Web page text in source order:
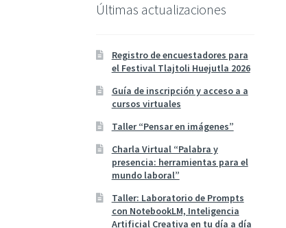
Últimas actualizaciones
Registro de encuestadores para
el Festival Tlajtoli Huejutla 2026
Guía de inscripción y acceso a a
cursos virtuales
Taller “Pensar en imágenes”
Charla Virtual “Palabra y
presencia: herramientas para el
mundo laboral”
Taller: Laboratorio de Prompts
con NotebookLM, Inteligencia
Artificial Creativa en tu día a día